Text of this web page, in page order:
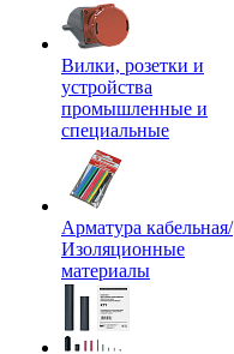
Вилки, розетки и
устройства
промышленные и
специальные
Арматура кабельная/
Изоляционные
материалы